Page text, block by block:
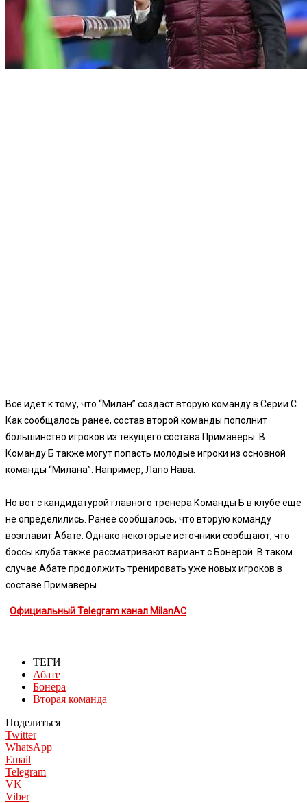
Все идет к тому, что “Милан” создаст вторую команду в Серии С.
Как сообщалось ранее, состав второй команды пополнит
большинство игроков из текущего состава Примаверы. В
Команду Б также могут попасть молодые игроки из основной
команды “Милана”. Например, Лапо Нава.
Но вот с кандидатурой главного тренера Команды Б в клубе еще
не определились. Ранее сообщалось, что вторую команду
возглавит Абате. Однако некоторые источники сообщают, что
боссы клуба также рассматривают вариант с Бонерой. В таком
случае Абате продолжить тренировать уже новых игроков в
составе Примаверы.
Официальный Telegram канал MilanAC
ТЕГИ
Абате
Бонера
Вторая команда
Поделиться
Twitter
WhatsApp
Email
Telegram
VK
Viber